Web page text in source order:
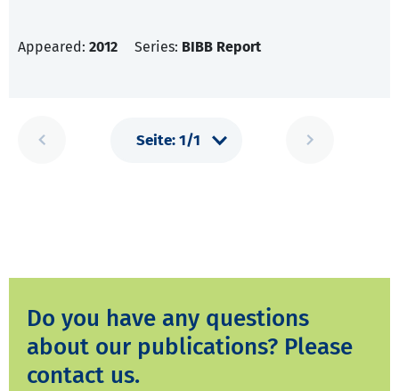
Appeared: 2012 Series: BIBB Report
Do you have any questions
about our publications? Please
contact us.